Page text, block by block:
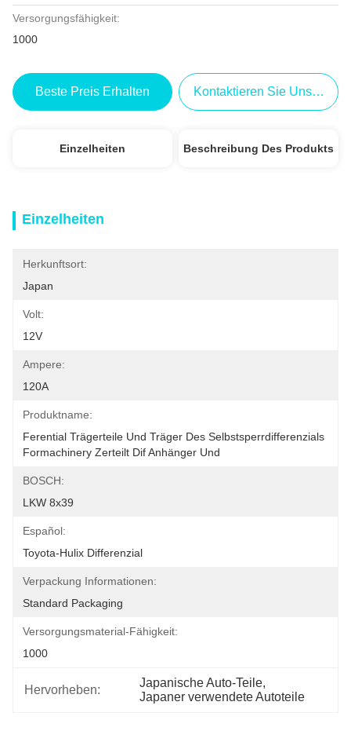
Versorgungsfähigkeit:
1000
Beste Preis Erhalten Kontaktieren Sie Uns Jetzt
Einzelheiten Beschreibung Des Produkts
Einzelheiten
Herkunftsort:
Japan
Volt:
12V
Ampere:
120A
Produktname:
Ferential Trägerteile Und Träger Des Selbstsperrdifferenzials
Formachinery Zerteilt Dif Anhänger Und
BOSCH:
LKW 8x39
Español:
Toyota-Hulix Differenzial
Verpackung Informationen:
Standard Packaging
Versorgungsmaterial-Fähigkeit:
1000
Hervorheben:
Japanische Auto-Teile,
Japaner verwendete Autoteile